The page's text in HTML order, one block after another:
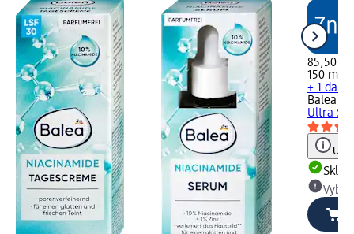
85,50 Kč
150 ml
+ 1 další
Balea
Ultra